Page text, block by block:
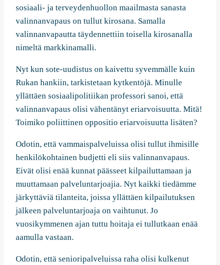
sosiaali- ja terveydenhuollon maailmasta sanasta
valinnanvapaus on tullut kirosana. Samalla
valinnanvapautta täydennettiin toisella kirosanalla
nimeltä markkinamalli.
Nyt kun sote-uudistus on kaivettu syvemmälle kuin
Rukan hankiin, tarkistetaan kytkentöjä. Minulle
yllättäen sosiaalipolitiikan professori sanoi, että
valinnanvapaus olisi vähentänyt eriarvoisuutta. Mitä!
Toimiko poliittinen oppositio eriarvoisuutta lisäten?
Odotin, että vammaispalveluissa olisi tullut ihmisille
henkilökohtainen budjetti eli siis valinnanvapaus.
Eivät olisi enää kunnat päässeet kilpailuttamaan ja
muuttamaan palveluntarjoajia. Nyt kaikki tiedämme
järkyttäviä tilanteita, joissa yllättäen kilpailutuksen
jälkeen palveluntarjoaja on vaihtunut. Jo
vuosikymmenen ajan tuttu hoitaja ei tullutkaan enää
aamulla vastaan.
Odotin, että senioripalveluissa raha olisi kulkenut